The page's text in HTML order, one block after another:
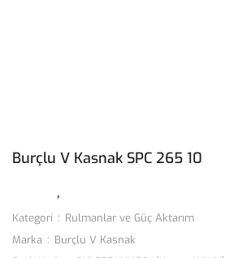
Burçlu V Kasnak SPC 265 10
Kategori
Rulmanlar ve Güç Aktarım
Marka
Burçlu V Kasnak